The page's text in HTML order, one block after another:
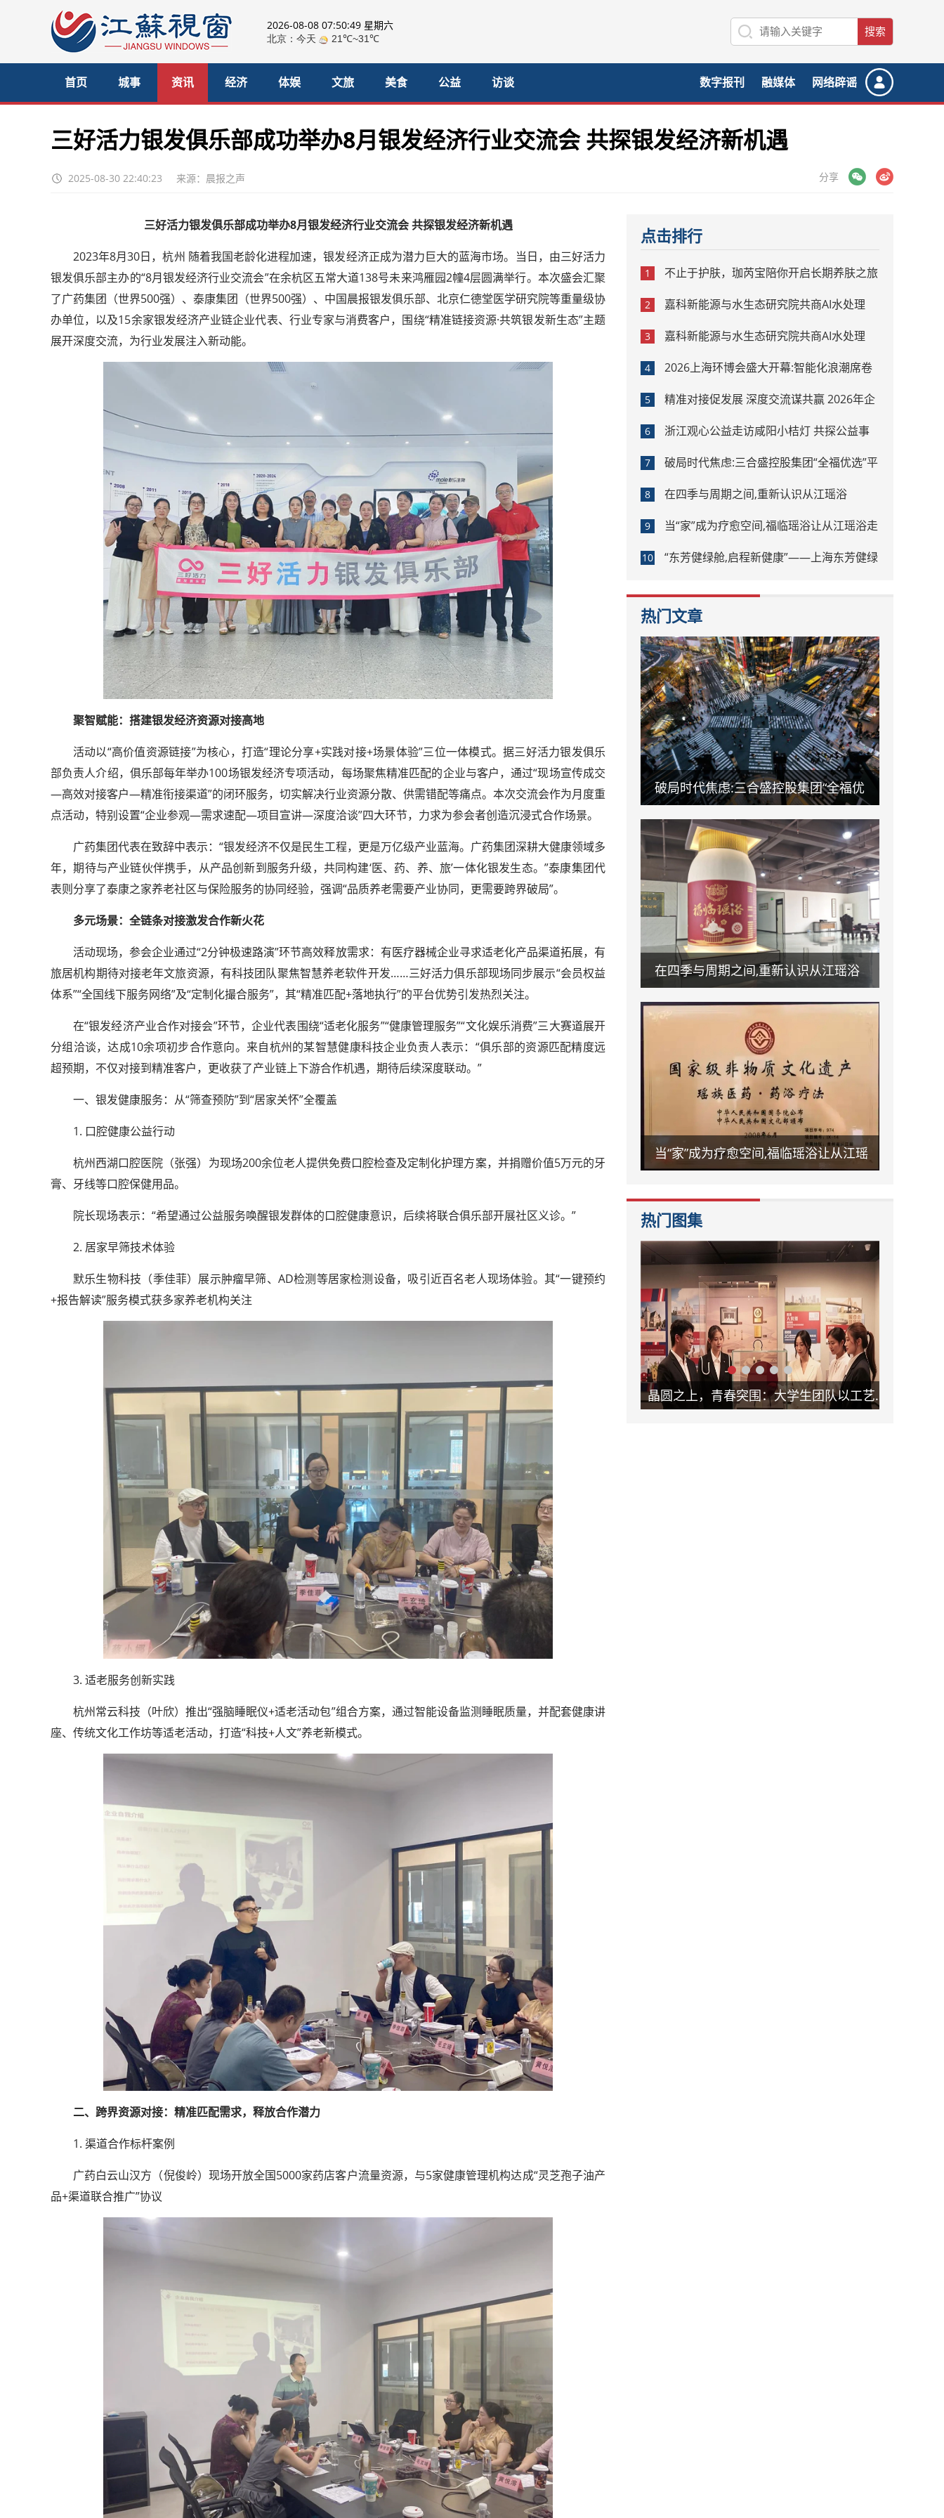
2026-08-08 07:50:51 星期六
首页 城事 资讯 经济 体娱 文旅 美食 公益 访谈 数字报刊 融媒体 网络辟谣
三好活力银发俱乐部成功举办8月银发经济行业交流会 共探银发经济新机遇
2025-08-30 22:40:23 来源：晨报之声 分享
微博
三好活力银发俱乐部成功举办8月银发经济行业交流会 共探银发经济新机遇
2023年8月30日，杭州 随着我国老龄化进程加速，银发经济正成为潜力巨大的蓝海市场。当日，由三好活力
银发俱乐部主办的“8月银发经济行业交流会”在余杭区五常大道138号未来鸿雁园2幢4层圆满举行。本次盛会汇聚
了广药集团（世界500强）、泰康集团（世界500强）、中国晨报银发俱乐部、北京仁德堂医学研究院等重量级协
办单位，以及15余家银发经济产业链企业代表、行业专家与消费客户，围绕“精准链接资源·共筑银发新生态”主题
展开深度交流，为行业发展注入新动能。
聚智赋能：搭建银发经济资源对接高地
活动以“高价值资源链接”为核心，打造“理论分享+实践对接+场景体验”三位一体模式。据三好活力银发俱乐
部负责人介绍，俱乐部每年举办100场银发经济专项活动，每场聚焦精准匹配的企业与客户，通过“现场宣传成交
—高效对接客户—精准衔接渠道”的闭环服务，切实解决行业资源分散、供需错配等痛点。本次交流会作为月度重
点活动，特别设置“企业参观—需求速配—项目宣讲—深度洽谈”四大环节，力求为参会者创造沉浸式合作场景。
广药集团代表在致辞中表示：“银发经济不仅是民生工程，更是万亿级产业蓝海。广药集团深耕大健康领域多
年，期待与产业链伙伴携手，从产品创新到服务升级，共同构建‘医、药、养、旅’一体化银发生态。”泰康集团代
表则分享了泰康之家养老社区与保险服务的协同经验，强调“品质养老需要产业协同，更需要跨界破局”。
多元场景：全链条对接激发合作新火花
活动现场，参会企业通过“2分钟极速路演”环节高效释放需求：有医疗器械企业寻求适老化产品渠道拓展，有
旅居机构期待对接老年文旅资源，有科技团队聚焦智慧养老软件开发……三好活力俱乐部现场同步展示“会员权益
体系”“全国线下服务网络”及“定制化撮合服务”，其“精准匹配+落地执行”的平台优势引发热烈关注。
在“银发经济产业合作对接会”环节，企业代表围绕“适老化服务”“健康管理服务”“文化娱乐消费”三大赛道展开
分组洽谈，达成10余项初步合作意向。来自杭州的某智慧健康科技企业负责人表示：“俱乐部的资源匹配精度远
超预期，不仅对接到精准客户，更收获了产业链上下游合作机遇，期待后续深度联动。”
一、银发健康服务：从“筛查预防”到“居家关怀”全覆盖
1. 口腔健康公益行动
杭州西湖口腔医院（张强）为现场200余位老人提供免费口腔检查及定制化护理方案，并捐赠价值5万元的牙
膏、牙线等口腔保健用品。
院长现场表示：“希望通过公益服务唤醒银发群体的口腔健康意识，后续将联合俱乐部开展社区义诊。”
2. 居家早筛技术体验
默乐生物科技（季佳菲）展示肿瘤早筛、AD检测等居家检测设备，吸引近百名老人现场体验。其“一键预约
+报告解读”服务模式获多家养老机构关注
3. 适老服务创新实践
杭州常云科技（叶欣）推出“强脑睡眠仪+适老活动包”组合方案，通过智能设备监测睡眠质量，并配套健康讲
座、传统文化工作坊等适老活动，打造“科技+人文”养老新模式。
二、跨界资源对接：精准匹配需求，释放合作潜力
1. 渠道合作标杆案例
广药白云山汉方（倪俊岭）现场开放全国5000家药店客户流量资源，与5家健康管理机构达成“灵芝孢子油产
品+渠道联合推广”协议
点击排行
1 不止于护肤，珈芮宝陪你开启长期养肤之旅
2 嘉科新能源与水生态研究院共商AI水处理
3 嘉科新能源与水生态研究院共商AI水处理
4 2026上海环博会盛大开幕:智能化浪潮席卷
环保产业
5 精准对接促发展 深度交流谋共赢 2026年企
业投融资交流活动第二期圆满举行
6 浙江观心公益走访咸阳小桔灯 共探公益事
业可持续发展新路径
7 破局时代焦虑:三合盛控股集团“全福优选”平
台正式启航
8 在四季与周期之间,重新认识从江瑶浴
9 当“家”成为疗愈空间,福临瑶浴让从江瑶浴走
进日常生活
10 “东芳健绿舱,启程新健康”——上海东芳健绿
热门文章
破局时代焦虑:三合盛控股集团“全福优
选”平台正式启航
在四季与周期之间,重新认识从江瑶浴
当“家”成为疗愈空间,福临瑶浴让从江瑶
热门图集
轻舟试验飞船发布首批科学与工程成果 晶圆之上，青春突围：大学生团队以工艺革新助力新未来 破局固废治理！怀德学子以 “泥能共生” 项目书写环保科创答卷